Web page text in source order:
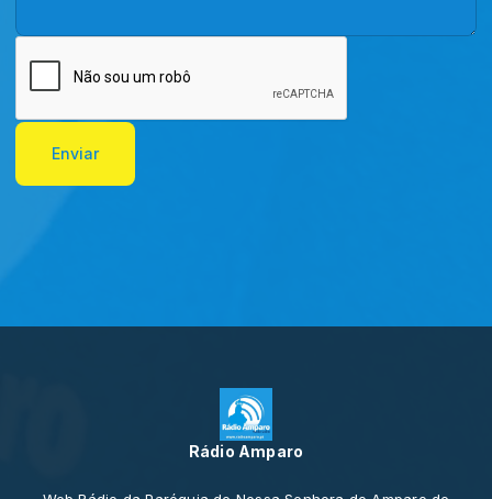
Enviar
Rádio Amparo